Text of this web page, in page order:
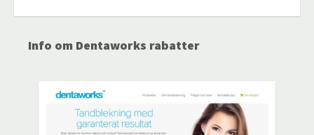
Info om Dentaworks rabatter